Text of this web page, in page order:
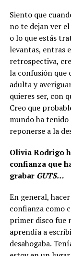
Siento que
no te dejan ver
o lo que estás
levantas, entras
retrospectiva,
la confusión que
adulta y
quieres ser, con
Creo que
mundo ha tenido
reponerse a la
Olivia Rodrigo
confianza que
grabar GUTS…
En general,
confianza como
primer disco fue
aprendía a
desahogaba.